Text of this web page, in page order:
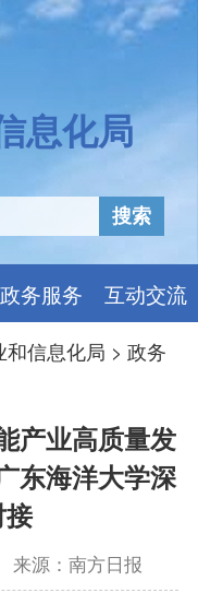
息化局
搜索
政务服务 互动交流
和信息化局 >政务
产业高质量发
东海洋大学深
来源：南方日报